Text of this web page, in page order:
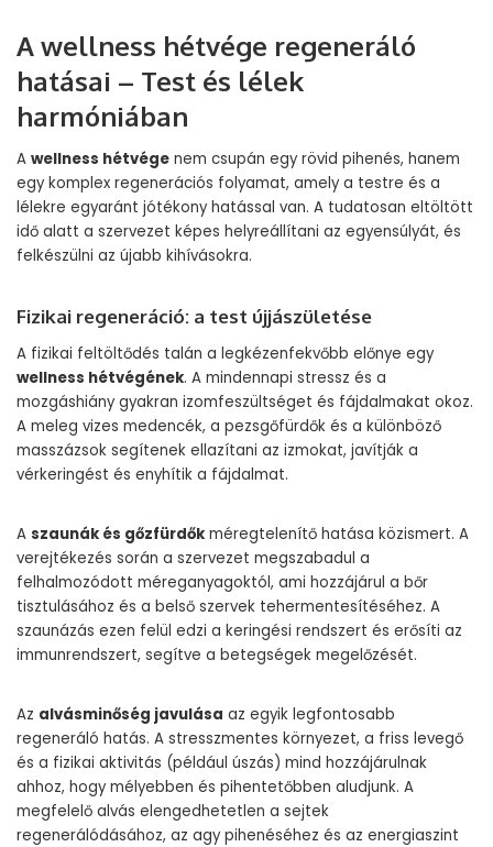
A wellness hétvége regeneráló
hatásai – Test és lélek
harmóniában
A wellness hétvége nem csupán egy rövid pihenés, hanem
egy komplex regenerációs folyamat, amely a testre és a
lélekre egyaránt jótékony hatással van. A tudatosan eltöltött
idő alatt a szervezet képes helyreállítani az egyensúlyát, és
felkészülni az újabb kihívásokra.
Fizikai regeneráció: a test újjászületése
A fizikai feltöltődés talán a legkézenfekvőbb előnye egy
wellness hétvégének. A mindennapi stressz és a
mozgáshiány gyakran izomfeszültséget és fájdalmakat okoz.
A meleg vizes medencék, a pezsgőfürdők és a különböző
masszázsok segítenek ellazítani az izmokat, javítják a
vérkeringést és enyhítik a fájdalmat.
A szaunák és gőzfürdők méregtelenítő hatása közismert. A
verejtékezés során a szervezet megszabadul a
felhalmozódott méreganyagoktól, ami hozzájárul a bőr
tisztulásához és a belső szervek tehermentesítéséhez. A
szaunázás ezen felül edzi a keringési rendszert és erősíti az
immunrendszert, segítve a betegségek megelőzését.
Az alvásminőség javulása az egyik legfontosabb
regeneráló hatás. A stresszmentes környezet, a friss levegő
és a fizikai aktivitás (például úszás) mind hozzájárulnak
ahhoz, hogy mélyebben és pihentetőbben aludjunk. A
megfelelő alvás elengedhetetlen a sejtek
regenerálódásához, az agy pihenéséhez és az energiaszint